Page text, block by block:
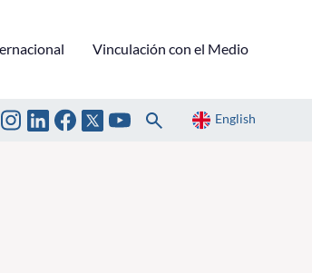
Vinculación con el Medio
English